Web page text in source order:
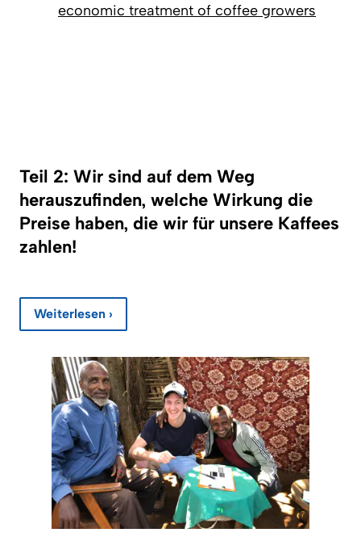
economic treatment of coffee growers
Teil 2: Wir sind auf dem Weg
herauszufinden, welche Wirkung die
Preise haben, die wir für unsere Kaffees
zahlen!
Weiterlesen ›